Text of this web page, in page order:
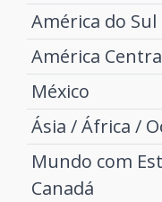
América do Sul
América
México
Ásia / África /
Mundo com
Canadá